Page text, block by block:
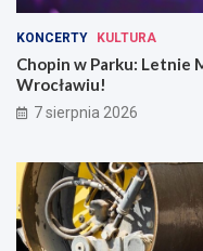
KONCERTY KULTURA
Chopin w Parku: Letnie
Wrocławiu!
7 sierpnia 2026